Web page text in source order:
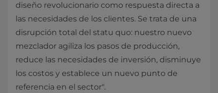
diseño revolucionario como respuesta directa a
las necesidades de los clientes. Se trata de una
disrupción total del statu quo: nuestro nuevo
mezclador agiliza los pasos de producción,
reduce las necesidades de inversión, disminuye
los costos y establece un nuevo punto de
referencia en el sector".